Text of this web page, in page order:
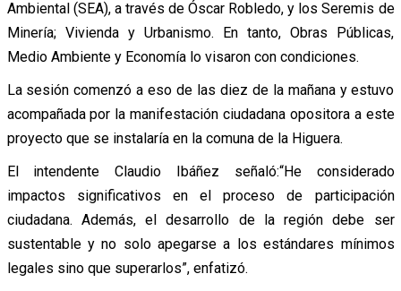
Ambiental (SEA), a través de Óscar Robledo, y los Seremis de
Minería; Vivienda y Urbanismo. En tanto, Obras Públicas,
Medio Ambiente y Economía lo visaron con condiciones.
La sesión comenzó a eso de las diez de la mañana y estuvo
acompañada por la manifestación ciudadana opositora a este
proyecto que se instalaría en la comuna de la Higuera.
El intendente Claudio Ibáñez señaló:“He considerado
impactos significativos en el proceso de participación
ciudadana. Además, el desarrollo de la región debe ser
sustentable y no solo apegarse a los estándares mínimos
legales sino que superarlos”, enfatizó.